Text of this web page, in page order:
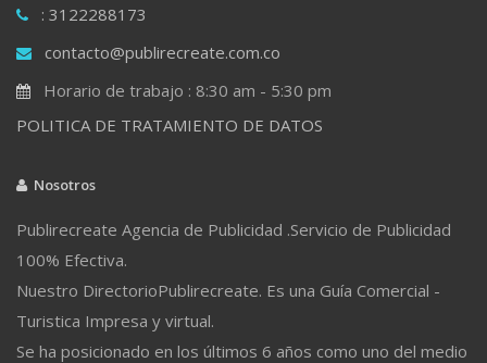
: 3122288173
contacto@publirecreate.com.co
Horario de trabajo : 8:30 am - 5:30 pm
POLITICA DE TRATAMIENTO DE DATOS
Nosotros
Publirecreate Agencia de Publicidad .Servicio de Publicidad
100% Efectiva.
Nuestro DirectorioPublirecreate. Es una Guía Comercial -
Turistica Impresa y virtual.
Se ha posicionado en los últimos 6 años como uno del medio